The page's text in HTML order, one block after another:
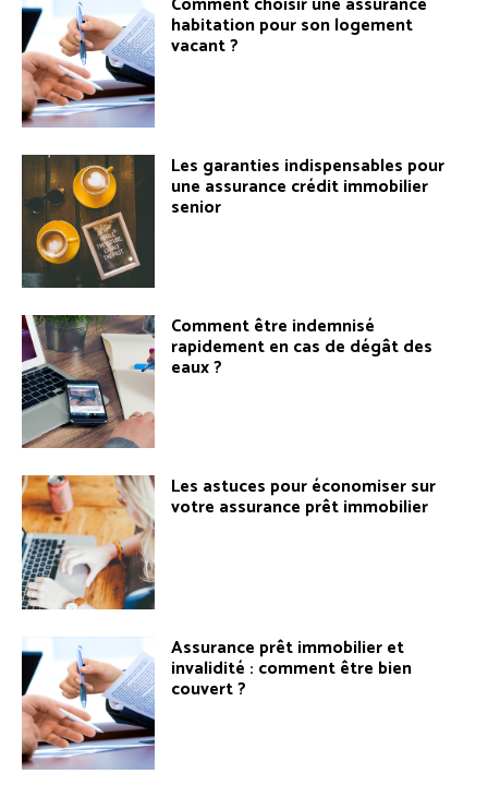
habitation pour son logement
vacant ?
Les garanties indispensables pour
une assurance crédit immobilier
senior
Comment être indemnisé
rapidement en cas de dégât des
eaux ?
Les astuces pour économiser sur
votre assurance prêt immobilier
Assurance prêt immobilier et
invalidité : comment être bien
couvert ?